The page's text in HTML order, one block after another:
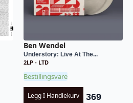
Ben Wendel
Understory: Live At The...
2LP - LTD
Bestillingsvare
Legg I Handlekurv 369